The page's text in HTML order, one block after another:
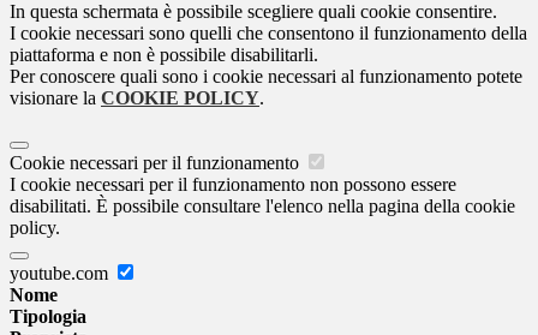
In questa schermata è possibile scegliere quali cookie consentire.
I cookie necessari sono quelli che consentono il funzionamento della
piattaforma e non è possibile disabilitarli.
Per conoscere quali sono i cookie necessari al funzionamento potete
visionare la COOKIE POLICY.
Cookie necessari per il funzionamento
I cookie necessari per il funzionamento non possono essere
disabilitati. È possibile consultare l'elenco nella pagina della cookie
policy.
youtube.com
Nome
Tipologia